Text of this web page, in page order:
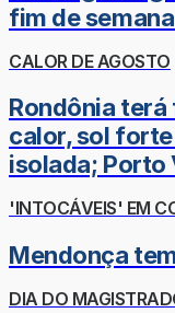
fim de
CALOR DE AGOSTO
Rondônia
calor, sol
isolada; Porto
'INTOCÁVEIS' EM
Mendonça
DIA DO